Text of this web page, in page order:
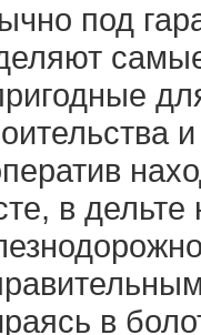
под
в
в